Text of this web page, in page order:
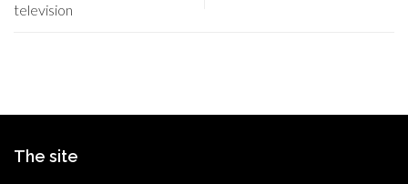
television
The site